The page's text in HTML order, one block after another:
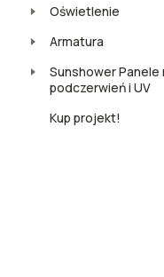
Oświetlenie
Armatura
Sunshower Panele
podczerwień i UV
Kup projekt!
Płytki
po jego
Cechy